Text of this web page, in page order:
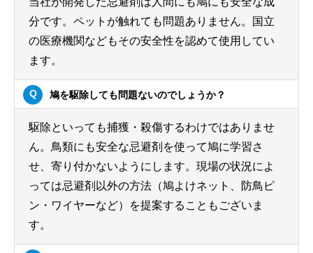
分です。ペットが触れても問題ありません。国立
の医療機関などもその安全性を認めて使用してい
ます。
鳩を駆除しても問題ないのでしょうか？
駆除といっても捕獲・殺傷するわけではありませ
ん。鳥類にも安全な忌避剤を使って鳩に学習さ
せ、寄り付かないようにします。現場の状況によ
っては忌避剤以外の方法（鳩よけネット、防鳥ピ
ン・ワイヤーなど）を提案することもございま
す。